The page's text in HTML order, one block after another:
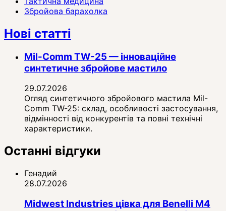
Збройова барахолка
Нові статті
Mil-Comm TW-25 — інноваційне
синтетичне збройове мастило
29.07.2026
Огляд синтетичного збройового мастила Mil-
Comm TW-25: склад, особливості застосування,
відмінності від конкурентів та повні технічні
характеристики.
Останні відгуки
Генадий
28.07.2026
Midwest Industries цівка для Benelli M4